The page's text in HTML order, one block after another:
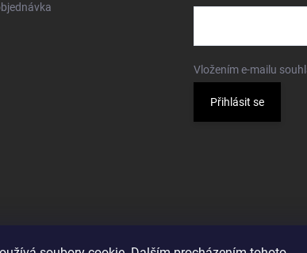
Vložením e-mailu
Přihlásit se